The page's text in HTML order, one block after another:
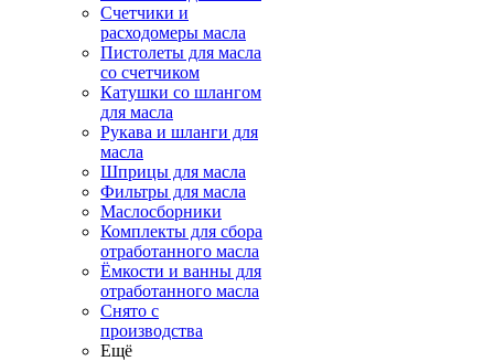
Счетчики и
расходомеры масла
Пистолеты для масла
со счетчиком
Катушки со шлангом
для масла
Рукава и шланги для
масла
Шприцы для масла
Фильтры для масла
Маслосборники
Комплекты для сбора
отработанного масла
Ёмкости и ванны для
отработанного масла
Снято с
производства
Ещё